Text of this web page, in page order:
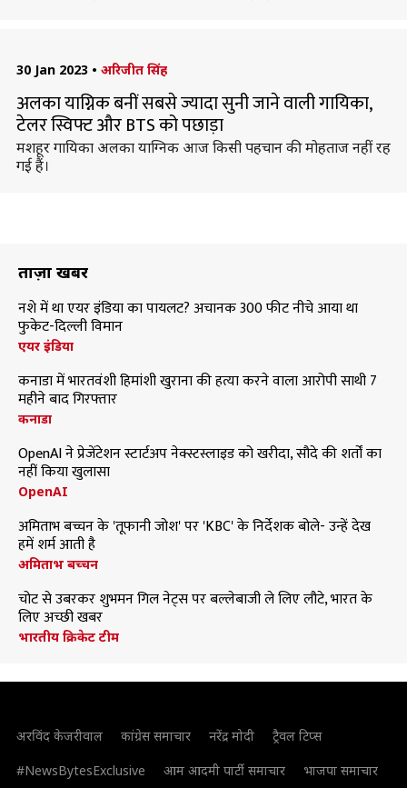
30 Jan 2023 • अरिजीत सिंह
अलका याग्निक बनीं सबसे ज्यादा सुनी जाने वाली गायिका,
टेलर स्विफ्ट और BTS को पछाड़ा
मशहूर गायिका अलका याग्निक आज किसी पहचान की मोहताज नहीं रह
गई हैं।
ताज़ा खबरें
नशे में था एयर इंडिया का पायलट? अचानक 300 फीट नीचे आया था
फुकेट-दिल्ली विमान
एयर इंडिया
कनाडा में भारतवंशी हिमांशी खुराना की हत्या करने वाला आरोपी साथी 7
महीने बाद गिरफ्तार
कनाडा
OpenAI ने प्रेजेंटेशन स्टार्टअप नेक्स्टस्लाइड को खरीदा, सौदे की शर्तों का
नहीं किया खुलासा
OpenAI
अमिताभ बच्चन के 'तूफानी जोश' पर 'KBC' के निर्देशक बोले- उन्हें देख
हमें शर्म आती है
अमिताभ बच्चन
चोट से उबरकर शुभमन गिल नेट्स पर बल्लेबाजी ले लिए लौटे, भारत के
लिए अच्छी खबर
भारतीय क्रिकेट टीम
अरविंद केजरीवाल कांग्रेस समाचार नरेंद्र मोदी
ट्रैवल टिप्स
#NewsBytesExclusive
आम आदमी पार्टी समाचार भाजपा समाचार